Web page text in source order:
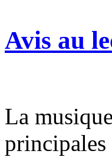
Avis au
La
principales